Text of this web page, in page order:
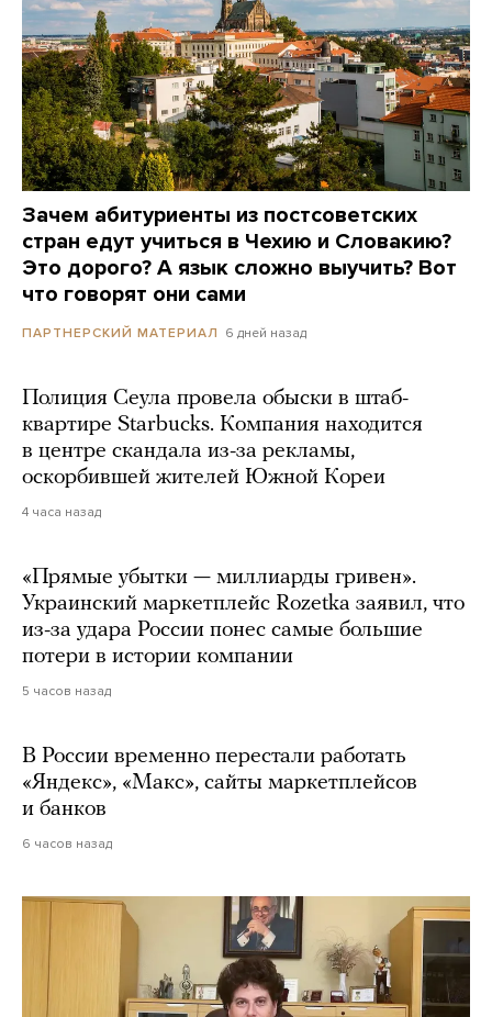
Зачем абитуриенты из постсоветских
стран едут учиться в Чехию и Словакию?
Это дорого? А язык сложно выучить? Вот
что говорят они сами
ПАРТНЕРСКИЙ МАТЕРИАЛ 6 дней назад
Полиция Сеула провела обыски в штаб-
квартире Starbucks. Компания находится
в центре скандала из-за рекламы,
оскорбившей жителей Южной Кореи
4 часа назад
«Прямые убытки — миллиарды гривен».
Украинский маркетплейс Rozetka заявил, что
из-за удара России понес самые большие
потери в истории компании
5 часов назад
В России временно перестали работать
«Яндекс», «Макс», сайты маркетплейсов
и банков
6 часов назад